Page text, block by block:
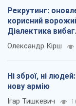
Рекрутинг:
корисний
Діалектика
Олександр Кірш
Ні зброї, ні
нову армію
Ігар Тишкевич